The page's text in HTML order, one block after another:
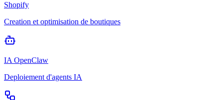
Shopify
Creation et optimisation de boutiques
IA OpenClaw
Deploiement d'agents IA